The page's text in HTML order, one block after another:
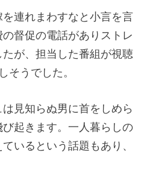
連れまわすなと小言を言
督促の電話がありストレ
が、担当した番組が視聴
そうでした。
見知らぬ男に首をしめら
起きます。一人暮らしの
いるという話題もあり、